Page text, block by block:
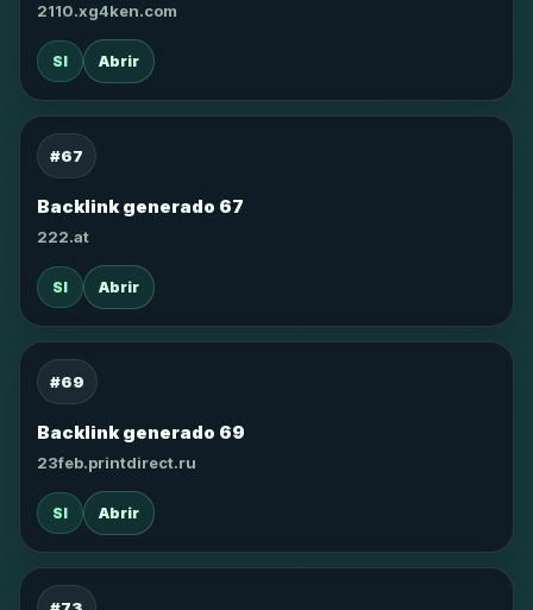
2110.xg4ken.com
SI Abrir
#67
Backlink generado 67
222.at
SI Abrir
#69
Backlink generado 69
23feb.printdirect.ru
SI Abrir